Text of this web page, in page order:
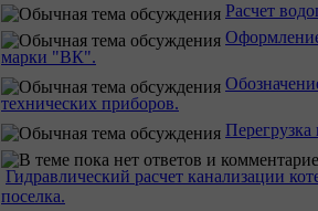
Расчет
марки "ВК".
технических приборов.
Перегрузка
Гидравлический расчет канализации
поселка.